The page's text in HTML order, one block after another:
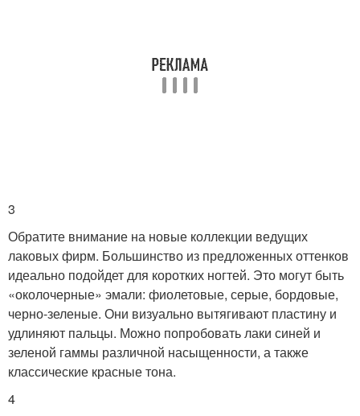
3
Обратите внимание на новые коллекции ведущих
лаковых фирм. Большинство из предложенных оттенков
идеально подойдет для коротких ногтей. Это могут быть
«околочерные» эмали: фиолетовые, серые, бордовые,
черно-зеленые. Они визуально вытягивают пластину и
удлиняют пальцы. Можно попробовать лаки синей и
зеленой гаммы различной насыщенности, а также
классические красные тона.
4